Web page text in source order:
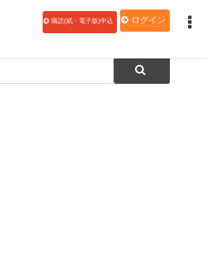
購読(紙・電子版)申込 ログイン